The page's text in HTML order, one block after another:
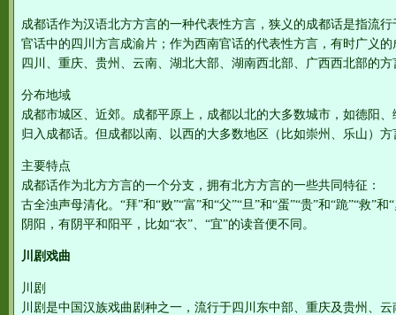
成都话作为汉语北方方言的一种代表性方言，狭义的成都话是指流
官话中的四川方言成渝片；作为西南官话的代表性方言，有时广义
四川、重庆、贵州、云南、湖北大部、湖南西北部、广西西北部的
分布地域
成都市城区、近郊。成都平原上，成都以北的大多数城市，如德阳
归入成都话。但成都以南、以西的大多数地区（比如崇州、乐山）
主要特点
成都话作为北方方言的一个分支，拥有北方方言的一些共同特征：
古全浊声母清化。“拜”和“败”“富”和“父”“旦”和“蛋”“贵”和“跪”“救”
阴阳，有阴平和阳平，比如“衣”、“宜”的读音便不同。
川剧戏曲
川剧
川剧是中国汉族戏曲剧种之一，流行于四川东中部、重庆及贵州、